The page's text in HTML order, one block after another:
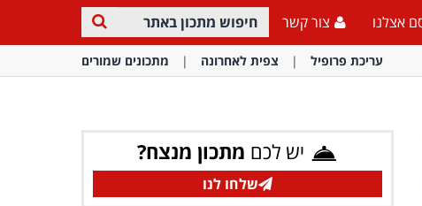
אצלנו צור קשר
עריכת פרופיל צפית לאחרונה מתכונים שמורים
יש לכם מתכון מנצח?
שלחו לנו